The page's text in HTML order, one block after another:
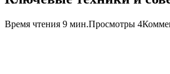
Время чтения 9 мин.Просмотры 4